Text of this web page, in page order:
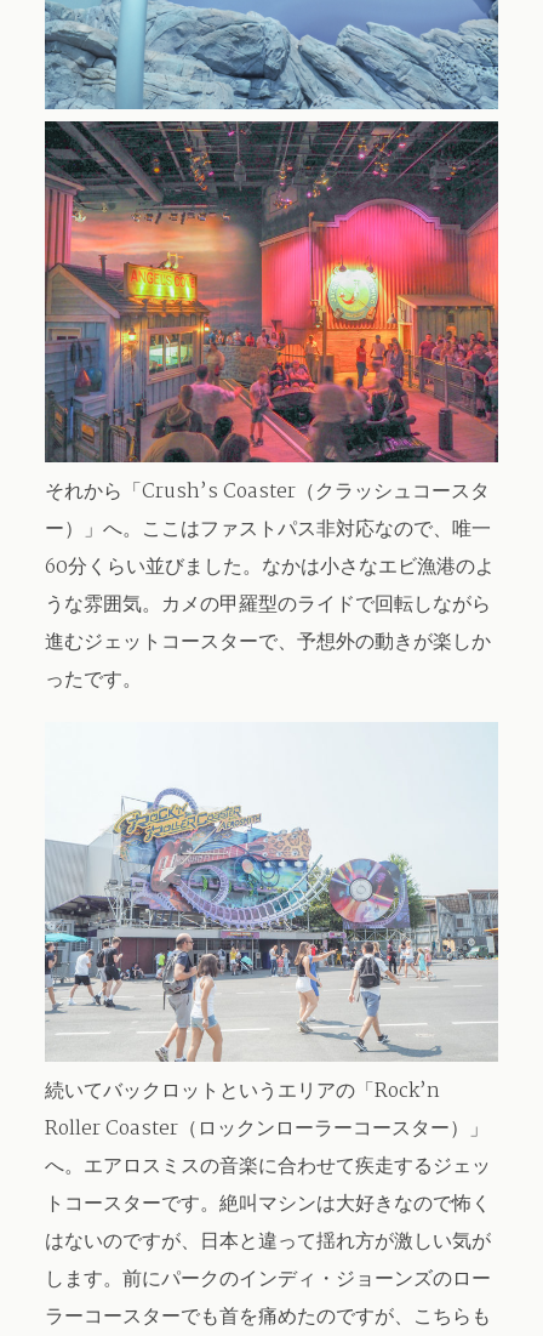
それから「Crush’s Coaster（クラッシュコースタ
ー）」へ。ここはファストパス非対応なので、唯一
60分くらい並びました。なかは小さなエビ漁港のよ
うな雰囲気。カメの甲羅型のライドで回転しながら
進むジェットコースターで、予想外の動きが楽しか
ったです。
続いてバックロットというエリアの「Rock’n
Roller Coaster（ロックンローラーコースター）」
へ。エアロスミスの音楽に合わせて疾走するジェッ
トコースターです。絶叫マシンは大好きなので怖く
はないのですが、日本と違って揺れ方が激しい気が
します。前にパークのインディ・ジョーンズのロー
ラーコースターでも首を痛めたのですが、こちらも